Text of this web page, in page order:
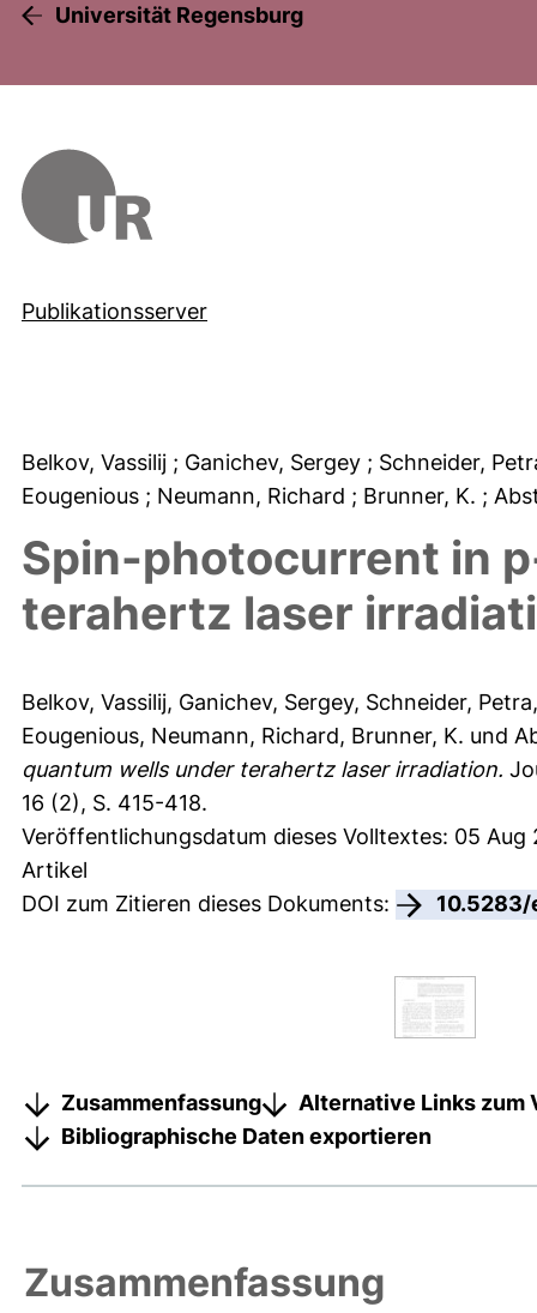
Universität Regensburg
Publikationsserver
Belkov, Vassilij ; Ganichev, Sergey ; Schneider,
Eougenious ; Neumann, Richard ; Brunner, K. ;
Spin-photocurrent in
terahertz laser
Belkov, Vassilij, Ganichev, Sergey, Schneider, Petra
Eougenious, Neumann, Richard, Brunner, K. und
quantum wells under terahertz laser irradiation.
16 (2), S. 415-418.
Veröffentlichungsdatum dieses Volltextes: 05 Aug
Artikel
DOI zum Zitieren dieses Dokuments:
10.5283/
Zusammenfassung
Alternative Links zum
Bibliographische Daten exportieren
Zusammenfassung